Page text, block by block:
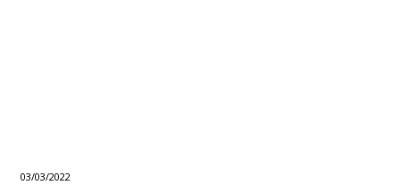
03/03/2022